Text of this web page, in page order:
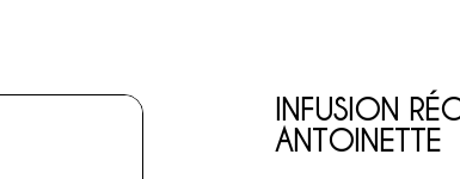
INFUSION
ANTOINETTE